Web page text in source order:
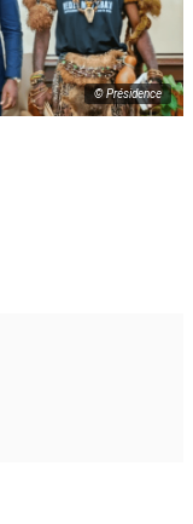
© Présidence